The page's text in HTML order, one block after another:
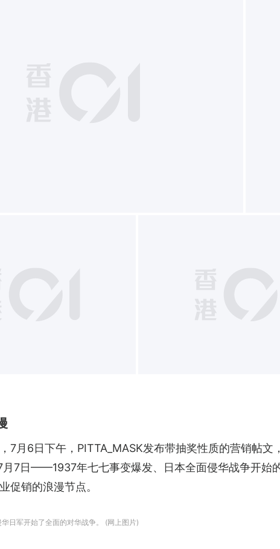
7月6日下午，PITTA_MASK发布带抽奖性质的营销帖
月7日——1937年七七事变爆发、日本全面侵华战争开始
促销的浪漫节点。
日军开始了全面的对华战争。 (网上图片)